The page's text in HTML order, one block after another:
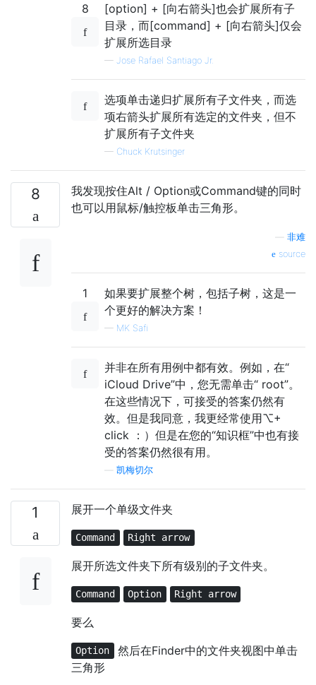
8
[option] + [向右箭头]也会扩展所有子
目录，而[command] + [向右箭头]仅会
扩展所选目录
— Jose Rafael Santiago Jr.
选项单击递归扩展所有子文件夹，而选
项右箭头扩展所有选定的文件夹，但不
扩展所有子文件夹
— Chuck Krutsinger
8
我发现按住Alt / Option或Command键的同时
也可以用鼠标/触控板单击三角形。
非难
source
1
如果要扩展整个树，包括子树，这是一
个更好的解决方案！
— MK Safi
并非在所有用例中都有效。例如，在“
iCloud Drive”中，您无需单击“ root”。
在这些情况下，可接受的答案仍然有
效。但是我同意，我更经常使用⌥+
click ：）但是在您的“知识框”中也有接
受的答案仍然很有用。
凯梅切尔
1 展开一个单级文件夹
Command Right arrow
展开所选文件夹下所有级别的子文件夹。
Command Option Right arrow
要么
Option
然后在Finder中的文件夹视图中单击
三角形